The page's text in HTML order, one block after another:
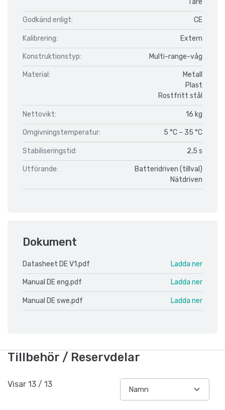
Godkänd enligt: CE
Kalibrering: Extern
Konstruktionstyp: Multi-range-våg
Material:
Metall
Plast
Rostfritt stål
Nettovikt: 16 kg
Omgivningstemperatur: 5 °C – 35 °C
Stabiliseringstid: 2,5 s
Utförande:
Batteridriven (tillval)
Nätdriven
Dokument
Datasheet DE V1.pdf Ladda ner
Manual DE eng.pdf Ladda ner
Manual DE swe.pdf Ladda ner
Tillbehör / Reservdelar
Visar 13 / 13